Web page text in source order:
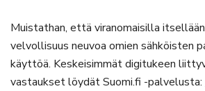
Muistathan, että viranomaisilla itsellään
velvollisuus neuvoa omien sähköisten
käyttöä. Keskeisimmät digitukeen
vastaukset löydät Suomi.fi -palvelusta: